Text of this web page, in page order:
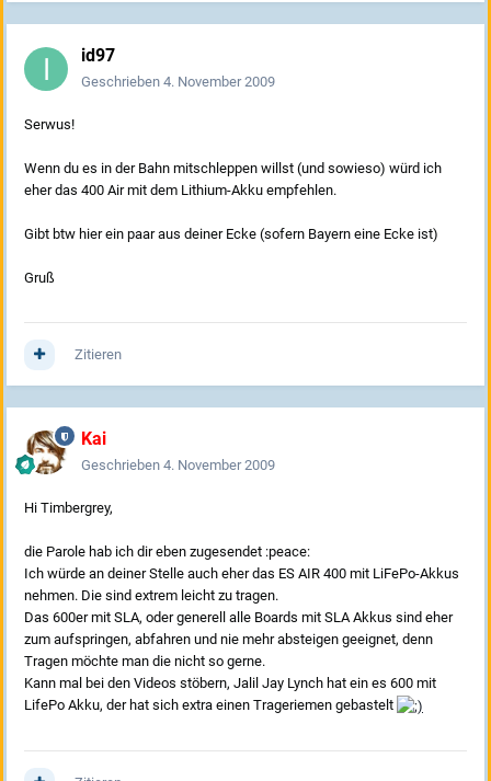
id97
Geschrieben 4. November 2009
Serwus!
Wenn du es in der Bahn mitschleppen willst (und sowieso) würd ich
eher das 400 Air mit dem Lithium-Akku empfehlen.
Gibt btw hier ein paar aus deiner Ecke (sofern Bayern eine Ecke ist)
Gruß
Zitieren
Kai
Geschrieben 4. November 2009
Hi Timbergrey,
die Parole hab ich dir eben zugesendet :peace:
Ich würde an deiner Stelle auch eher das ES AIR 400 mit LiFePo-Akkus
nehmen. Die sind extrem leicht zu tragen.
Das 600er mit SLA, oder generell alle Boards mit SLA Akkus sind eher
zum aufspringen, abfahren und nie mehr absteigen geeignet, denn
Tragen möchte man die nicht so gerne.
Kann mal bei den Videos stöbern, Jalil Jay Lynch hat ein es 600 mit
LifePo Akku, der hat sich extra einen Trageriemen gebastelt